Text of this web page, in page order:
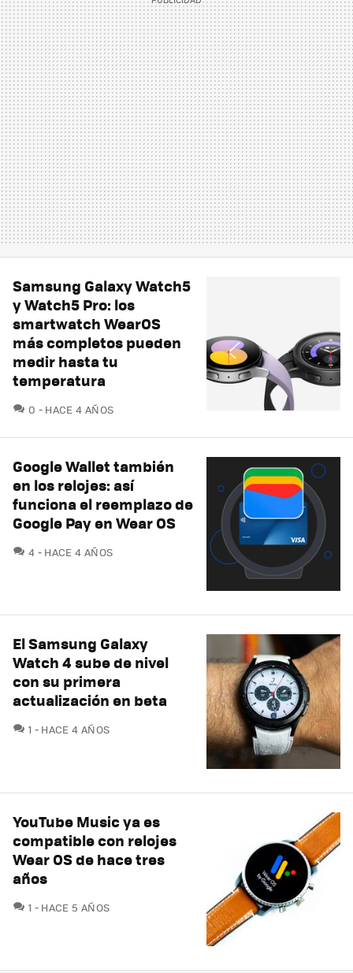
Samsung Galaxy Watch5
y Watch5 Pro: los
smartwatch WearOS
más completos pueden
medir hasta tu
temperatura
0 COMENTARIOS
HACE 4 AÑOS
Google Wallet también
en los relojes: así
funciona el reemplazo de
Google Pay en Wear OS
4 COMENTARIOS
HACE 4 AÑOS
El Samsung Galaxy
Watch 4 sube de nivel
con su primera
actualización en beta
1 COMENTARIOS
HACE 4 AÑOS
YouTube Music ya es
compatible con relojes
Wear OS de hace tres
años
1 COMENTARIOS
HACE 5 AÑOS